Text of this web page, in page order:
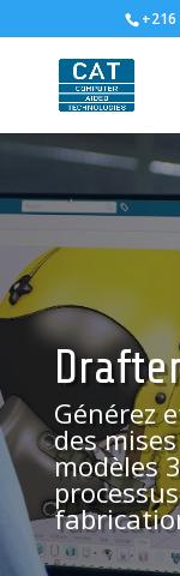
+216
Générez
des
modèles